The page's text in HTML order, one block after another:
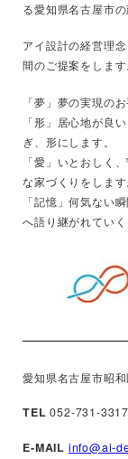
る愛知県名古屋市
アイ設計の経営理
間のご提案をします
「夢」夢の実現の
「形」居心地が良
ぎ、形にします。
「愛」いとおしく
な家づくりをします
「記憶」何気ない
へ語り継がれていく
愛知県名古屋市昭
TEL 052-731-3317
E-MAIL info@ai-